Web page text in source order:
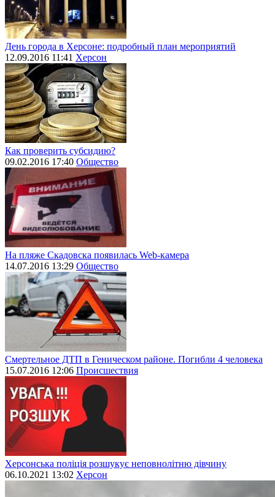
День города в Херсоне: подробный план мероприятий
12.09.2016 11:41 Херсон
Как проверить субсидию?
09.02.2016 17:40 Общество
На пляже Скадовска появилась Web-камера
14.07.2016 13:29 Общество
Смертельное ДТП в Геническом районе. Погибли 4 человека
15.07.2016 12:06 Происшествия
Херсонська поліція розшукує неповнолітню дівчину
06.10.2021 13:02 Херсон